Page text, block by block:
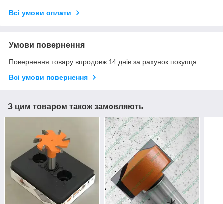
Всі умови оплати
Умови повернення
Повернення товару впродовж 14 днів за рахунок покупця
Всі умови повернення
З цим товаром також замовляють